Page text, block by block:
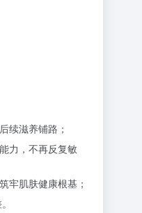
续滋养铺路；
力，不再反复敏
牢肌肤健康根基；